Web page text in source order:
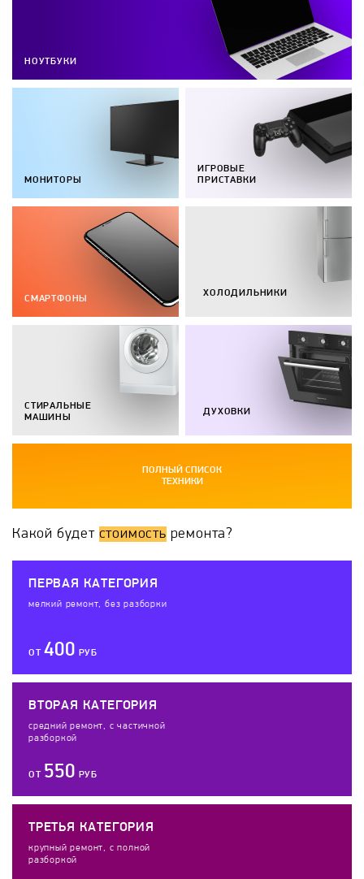
НОУТБУКИ
МОНИТОРЫ
ИГРОВЫЕ
ПРИСТАВКИ
СМАРТФОНЫ
СТИРАЛЬНЫЕ
МАШИНЫ
ХОЛОДИЛЬНИКИ
ДУХОВКИ
ПОЛНЫЙ СПИСОК
ТЕХНИКИ
Какой будет стоимость ремонта?
ПЕРВАЯ КАТЕГОРИЯ
мелкий ремонт, без разборки
ОТ400 РУБ
ВТОРАЯ КАТЕГОРИЯ
средний ремонт, с частичной
разборкой
ОТ 550 РУБ
ТРЕТЬЯ КАТЕГОРИЯ
крупный ремонт, с полной
разборкой